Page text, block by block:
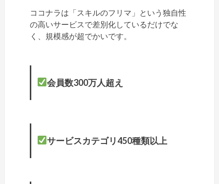
ココナラは「スキルのフリマ」という独自性
の高いサービスで差別化しているだけでな
く、規模感が超でかいです。
会員数300万人超え
サービスカテゴリ450種類以上